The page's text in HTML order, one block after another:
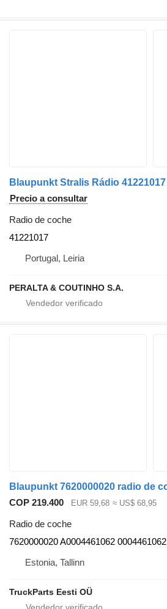
Precio a consultar
Radio de coche
41221017
Portugal, Leiria
PERALTA & COUTINHO S.A.
COP 219.400 EUR 59,68 ≈ US$ 68,95
Radio de coche
7620000020 A0004461062 0004461062
Estonia, Tallinn
TruckParts Eesti OÜ